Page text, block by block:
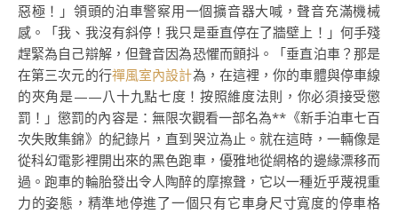
惡極！」領頭的泊車警察用一個擴音器大喊，聲音充滿機械
感。「我、我沒有斜停！我只是垂直停在了牆壁上！」何手殘
趕緊為自己辯解，但聲音因為恐懼而顫抖。「垂直泊車？那是
在第三次元的行禪風室內設計為，在這裡，你的車體與停車線
的夾角是——八十九點七度！按照維度法則，你必須接受懲
罰！」懲罰的內容是：無限次觀看一部名為**《新手泊車七百
次失敗集錦》的紀錄片，直到哭泣為止。就在這時，一輛像是
從科幻電影裡開出來的黑色跑車，優雅地從網格的邊緣漂移而
過。跑車的輪胎發出令人陶醉的摩擦聲，它以一種近乎蔑視重
力的姿態，精準地停進了一個只有它車身尺寸寬度的停車格